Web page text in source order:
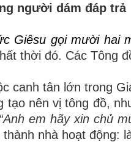
người dám đáp trả
Giêsu gọi mười hai
thời đó. Các Tông
canh tân lớn trong
tạo nên vị tông đồ,
“Anh em hãy xin chủ
thành nhà hoạt động: